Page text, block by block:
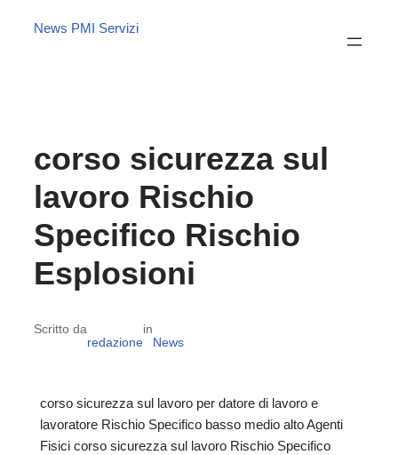
News PMI Servizi
corso sicurezza sul
lavoro Rischio
Specifico Rischio
Esplosioni
Scritto da
redazione
in
News
corso sicurezza sul lavoro per datore di lavoro e
lavoratore Rischio Specifico basso medio alto Agenti
Fisici corso sicurezza sul lavoro Rischio Specifico